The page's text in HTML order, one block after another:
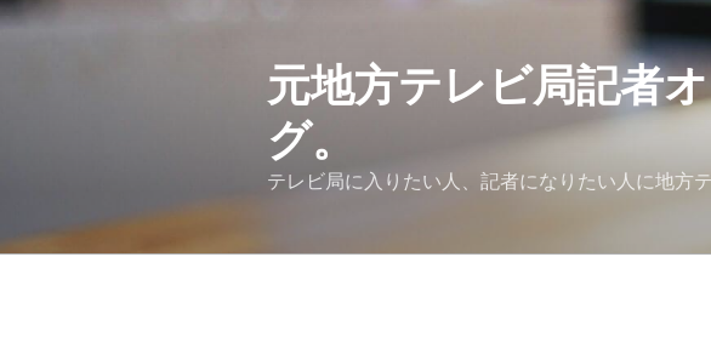
コ
元地方テレビ局記者
グ。
テレビ局に入りたい人、記者になりたい人に地方